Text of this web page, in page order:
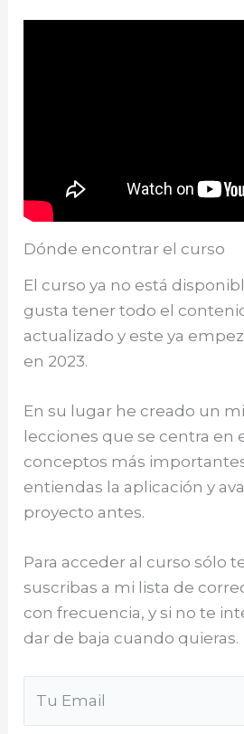
Dónde encontrar el curso
El curso ya no está
gusta tener todo el
actualizado y este ya
en 2023.
En su lugar he creado un
lecciones que se centra en
conceptos más
entiendas la aplicación y
proyecto antes.
Para acceder al curso sólo
suscribas a mi lista de
con frecuencia, y si no te
dar de baja cuando quieras.